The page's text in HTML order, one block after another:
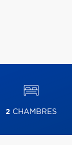
2CHAMBRES